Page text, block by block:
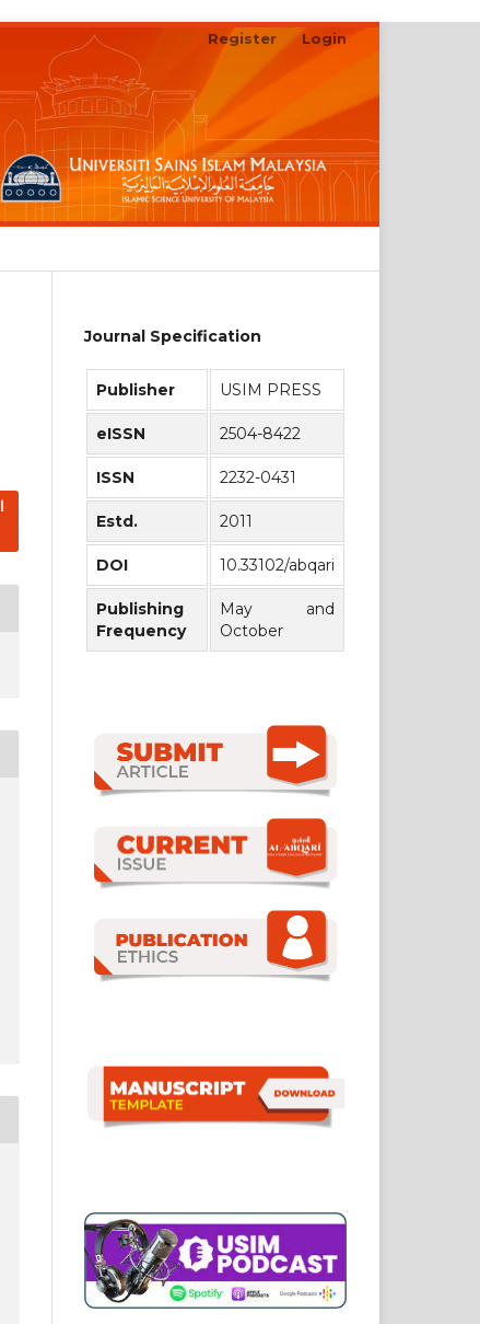
Register Login
Journal Specification
Publisher USIM PRESS
eISSN 2504-8422
ISSN 2232-0431
Estd. 2011
DOI 10.33102/abqari
Publishing
Frequency
May and
October